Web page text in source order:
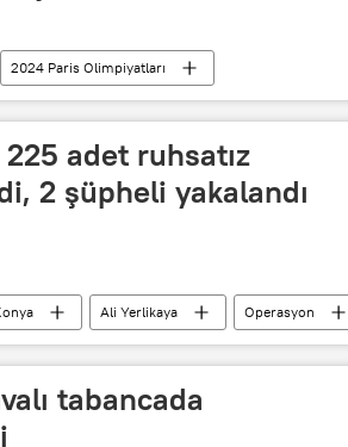
2024 Paris Olimpiyatları
Poz
Duvar
adet ruhsatız
2 şüpheli yakalandı
Ali Yerlikaya
Operasyon
ruhsatsız silahlar
tabancada